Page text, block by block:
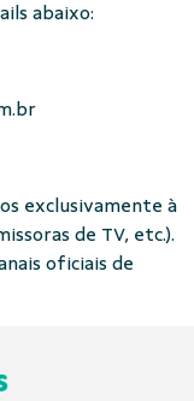
abaixo:
exclusivamente à
de TV, etc.).
oficiais de